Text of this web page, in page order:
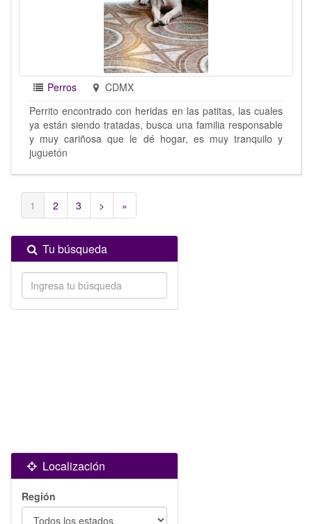
Perros
CDMX
Perrito encontrado con heridas en las patitas, las cuales
ya están siendo tratadas, busca una familia responsable
y muy cariñosa que le dé hogar, es muy tranquilo y
juguetón
1 2 3 > »
Tu búsqueda
Localización
Región